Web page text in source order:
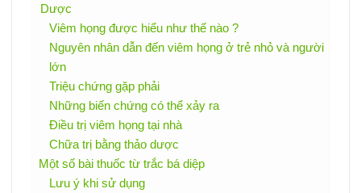
Dược
Viêm họng được hiểu như thế nào ?
Nguyên nhân dẫn đến viêm họng ở trẻ nhỏ và người
lớn
Triệu chứng gặp phải
Những biến chứng có thể xảy ra
Điều trị viêm họng tại nhà
Chữa trị bằng thảo dược
Một số bài thuốc từ trắc bá diệp
Lưu ý khi sử dụng